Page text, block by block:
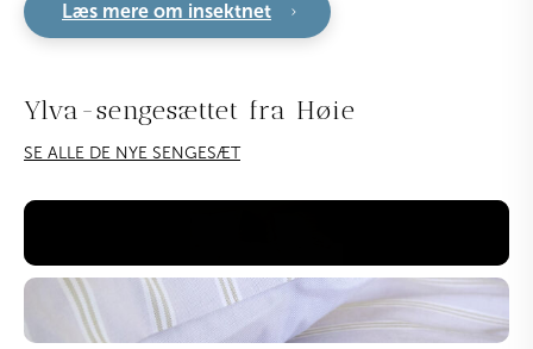
Læs mere om insektnet
Ylva-sengesættet fra Høie
SE ALLE DE NYE SENGESÆT